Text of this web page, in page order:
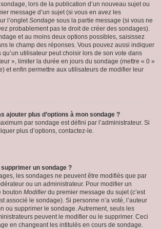
sondage, lors de la publication d’un nouveau sujet ou
message d’un sujet (si vous en avez les
l’ongletSondage sous la partie message (si vous ne
probablement pas le droit de créer des sondages).
et au moins deux options possibles, saisissez
le champ des réponses. Vous pouvez aussi indiquer
qu’un utilisateur peut choisir lors de son vote dans
», limiter la durée en jours du sondage (mettre « 0 »
et enfin permettre aux utilisateurs de modifier leur
ajouter plus d’options à mon sondage ?
par sondage est défini par l’administrateur. Si
plus d’options, contactez-le.
un sondage ?
les sondages ne peuvent être modifiés que par
ou un administrateur. Pour modifier un
bouton Modifierdu premier message du sujet (c’est
associé le sondage). Si personne n’a voté, l’auteur
ou supprimer le sondage. Autrement, seuls les
peuvent le modifier ou le supprimer. Ceci
en changeant les intitulés en cours de sondage.